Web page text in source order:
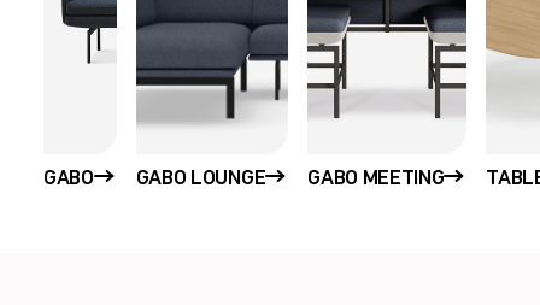
GABO GABO LOUNGE GABO MEETING